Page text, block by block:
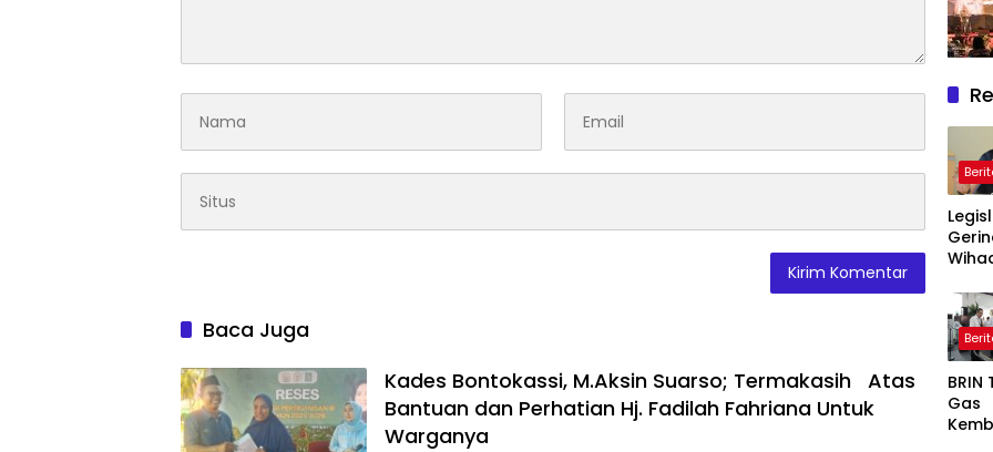
Baca Juga
Kades Bontokassi, M.Aksin Suarso; Termakasih Atas
Bantuan dan Perhatian Hj. Fadilah Fahriana Untuk
Warganya
agar
Gas